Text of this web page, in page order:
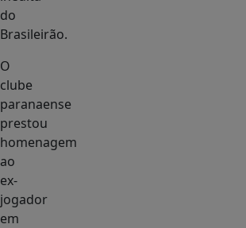
do
Brasileirão.
O
clube
paranaense
prestou
homenagem
ao
ex-
jogador
em